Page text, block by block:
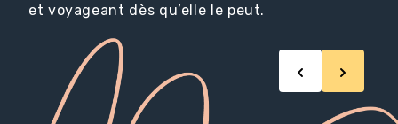
et voyageant dès qu’elle le peut.